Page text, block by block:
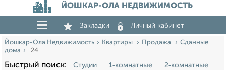
ЙОШКАР-ОЛА НЕДВИЖИМОСТЬ
Закладки Личный кабинет
Йошкар-Ола Недвижимость Квартиры Продажа
Сданные
дома
24
Быстрый поиск: Студии 1‑комнатные
2‑комнатные